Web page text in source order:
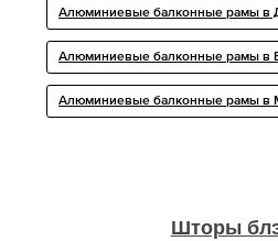
Алюминиевые балконные рамы в
Алюминиевые балконные рамы в
Алюминиевые балконные рамы в
Шторы